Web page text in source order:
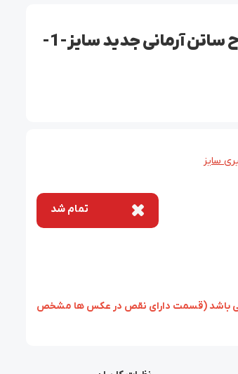
شومیز مجلسی آبی آسمانی طرح ساتن آرمانی جدید سایز-1-
سایز
تمام شد
می باشد (قسمت دارای نقص در عکس ها مشخص